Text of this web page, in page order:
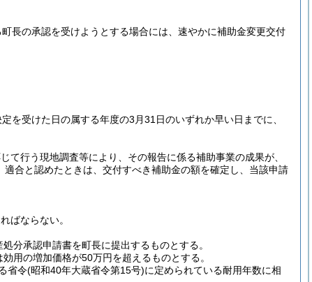
長の承認を受けようとする場合には、速やかに補助金変更交付
を受けた日の属する年度の3月31日のいずれか早い日までに、
行う現地調査等により、その報告に係る補助事業の成果が、
合と認めたときは、交付すべき補助金の額を確定し、当該申請
ばならない。
分承認申請書を町長に提出するものとする。
用の増加価格が50万円を超えるものとする。
省令(昭和40年大蔵省令第15号)に定められている耐用年数に相